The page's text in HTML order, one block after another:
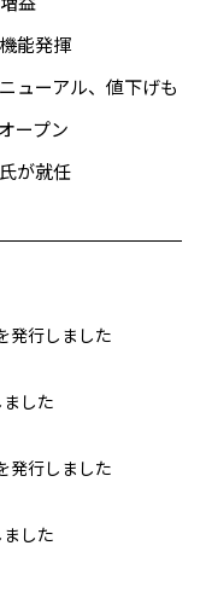
能発揮
ューアル、値下げも
ープン
が就任
行しました
した
行しました
した